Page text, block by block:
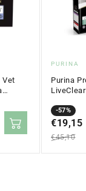
Vet
PURINA
Purina
-57%
Precio
en
oferta
€19,15
Precio
regular
€45,10